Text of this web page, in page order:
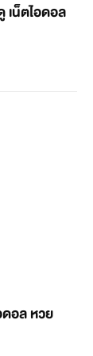
เน็ตไอดอล
ดอล หวย